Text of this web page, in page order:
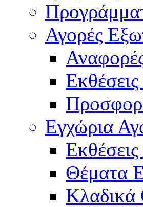
Αγορές
Εγχώρια
Θέματα
Κλαδικά